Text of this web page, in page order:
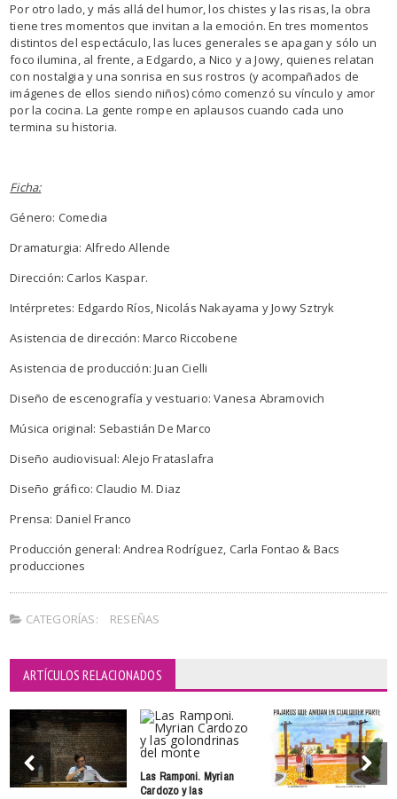
Por otro lado, y más allá del humor, los chistes y las risas, la obra
tiene tres momentos que invitan a la emoción. En tres momentos
distintos del espectáculo, las luces generales se apagan y sólo un
foco ilumina, al frente, a Edgardo, a Nico y a Jowy, quienes relatan
con nostalgia y una sonrisa en sus rostros (y acompañados de
imágenes de ellos siendo niños) cómo comenzó su vínculo y amor
por la cocina. La gente rompe en aplausos cuando cada uno
termina su historia.
Ficha:
Género: Comedia
Dramaturgia: Alfredo Allende
Dirección: Carlos Kaspar.
Intérpretes: Edgardo Ríos, Nicolás Nakayama y Jowy Sztryk
Asistencia de dirección: Marco Riccobene
Asistencia de producción: Juan Cielli
Diseño de escenografía y vestuario: Vanesa Abramovich
Música original: Sebastián De Marco
Diseño audiovisual: Alejo Frataslafra
Diseño gráfico: Claudio M. Diaz
Prensa: Daniel Franco
Producción general: Andrea Rodríguez, Carla Fontao & Bacs
producciones
CATEGORÍAS: RESEÑAS
ARTÍCULOS RELACIONADOS
Las Ramponi. Myrian
Cardozo y las